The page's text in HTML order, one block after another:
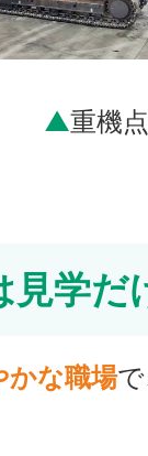
▲重機
見学だ
かな職場